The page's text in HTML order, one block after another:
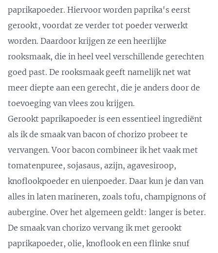
paprikapoeder. Hiervoor worden paprika's eerst
gerookt, voordat ze verder tot poeder verwerkt
worden. Daardoor krijgen ze een heerlijke
rooksmaak, die in heel veel verschillende gerechten
goed past. De rooksmaak geeft namelijk net wat
meer diepte aan een gerecht, die je anders door de
toevoeging van vlees zou krijgen.
Gerookt paprikapoeder is een essentieel ingrediënt
als ik de smaak van bacon of chorizo probeer te
vervangen. Voor bacon combineer ik het vaak met
tomatenpuree, sojasaus, azijn, agavesiroop,
knoflookpoeder en uienpoeder. Daar kun je dan van
alles in laten marineren, zoals tofu, champignons of
aubergine. Over het algemeen geldt: langer is beter.
De smaak van chorizo vervang ik met gerookt
paprikapoeder, olie, knoflook en een flinke snuf